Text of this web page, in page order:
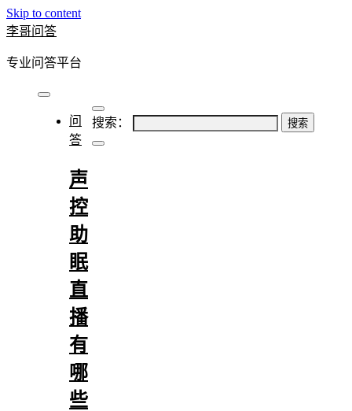
Skip to content
李哥问答
专业问答平台
搜索：
问
答
声
控
助
眠
直
播
有
哪
些